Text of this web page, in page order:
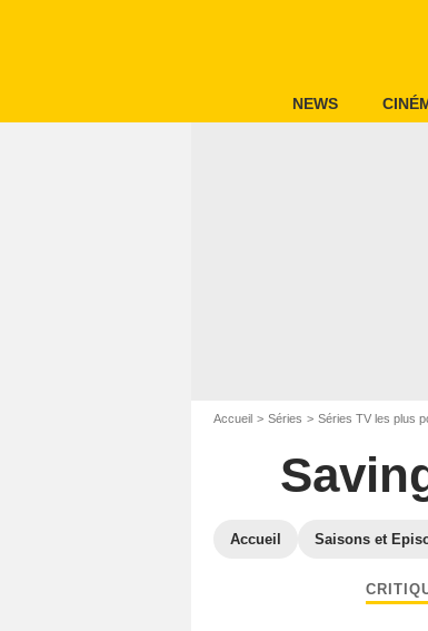
NEWS
Accueil Séries Séries TV les plus
Accueil Saisons et